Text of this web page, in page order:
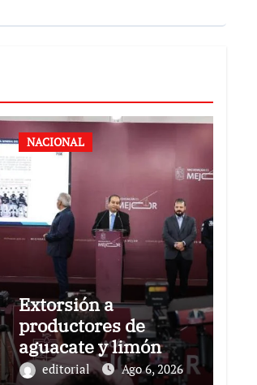
NACIONAL
Extorsión a
productores de
aguacate y limón
dejó 18 mil mdp a
editorial Ago 6, 2026